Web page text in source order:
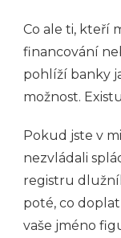
Co ale ti, kteří
financování
pohlíží banky
možnost.
Pokud jste v
nezvládali
registru
poté, co
vaše jméno